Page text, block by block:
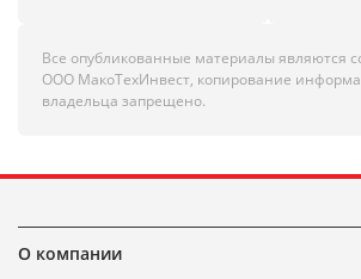
Все опубликованные материалы являются
ООО МакоТехИнвест, копирование
владельца запрещено.
О компании